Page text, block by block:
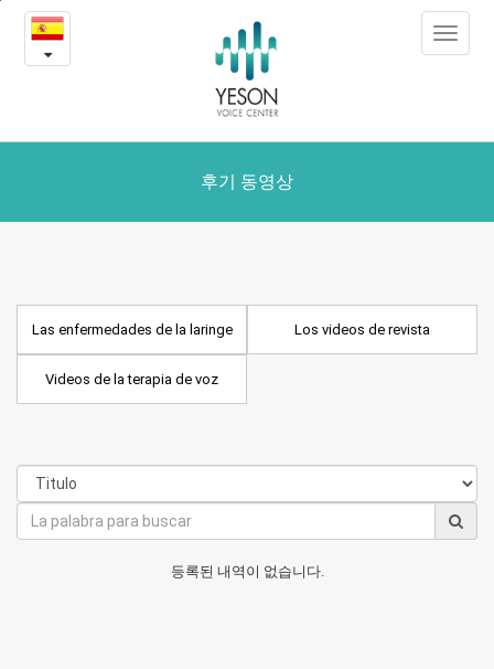
Las
enfermedades
la
y
videos
de
revista
Toggle
후기 동영상
Las enfermedades de la laringe Los videos de revista
Videos de la terapia de voz
등록된 내역이 없습니다.